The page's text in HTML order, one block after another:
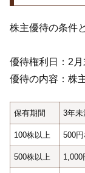
株主優待の条件
優待権利日：2月
優待の内容：株
保有期間 3年未
100株以上 500円
500株以上 1,000